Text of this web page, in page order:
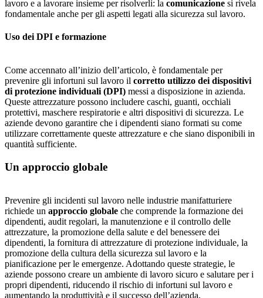
lavoro e a lavorare insieme per risolverli: la comunicazione si rivela
fondamentale anche per gli aspetti legati alla sicurezza sul lavoro.
Uso dei DPI e formazione
Come accennato all’inizio dell’articolo, è fondamentale per
prevenire gli infortuni sul lavoro il corretto utilizzo dei dispositivi
di protezione individuali (DPI) messi a disposizione in azienda.
Queste attrezzature possono includere caschi, guanti, occhiali
protettivi, maschere respiratorie e altri dispositivi di sicurezza. Le
aziende devono garantire che i dipendenti siano formati su come
utilizzare correttamente queste attrezzature e che siano disponibili in
quantità sufficiente.
Un approccio globale
Prevenire gli incidenti sul lavoro nelle industrie manifatturiere
richiede un approccio globale che comprende la formazione dei
dipendenti, audit regolari, la manutenzione e il controllo delle
attrezzature, la promozione della salute e del benessere dei
dipendenti, la fornitura di attrezzature di protezione individuale, la
promozione della cultura della sicurezza sul lavoro e la
pianificazione per le emergenze. Adottando queste strategie, le
aziende possono creare un ambiente di lavoro sicuro e salutare per i
propri dipendenti, riducendo il rischio di infortuni sul lavoro e
aumentando la produttività e il successo dell’azienda.